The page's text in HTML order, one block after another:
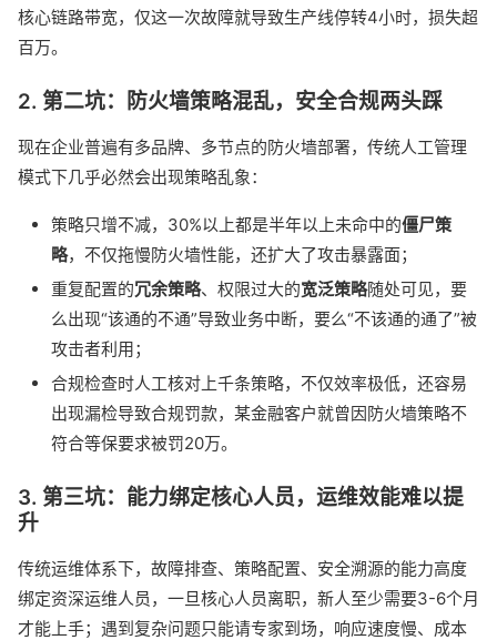
核心链路带宽，仅这一次故障就导致生产线停转4小时，损失超
百万。
2. 第二坑：防火墙策略混乱，安全合规两头踩
现在企业普遍有多品牌、多节点的防火墙部署，传统人工管理
模式下几乎必然会出现策略乱象：
策略只增不减，30%以上都是半年以上未命中的僵尸策
略，不仅拖慢防火墙性能，还扩大了攻击暴露面；
重复配置的冗余策略、权限过大的宽泛策略随处可见，要
么出现“该通的不通”导致业务中断，要么“不该通的通了”被
攻击者利用；
合规检查时人工核对上千条策略，不仅效率极低，还容易
出现漏检导致合规罚款，某金融客户就曾因防火墙策略不
符合等保要求被罚20万。
3. 第三坑：能力绑定核心人员，运维效能难以提
升
传统运维体系下，故障排查、策略配置、安全溯源的能力高度
绑定资深运维人员，一旦核心人员离职，新人至少需要3-6个月
才能上手；遇到复杂问题只能请专家到场，响应速度慢、成本